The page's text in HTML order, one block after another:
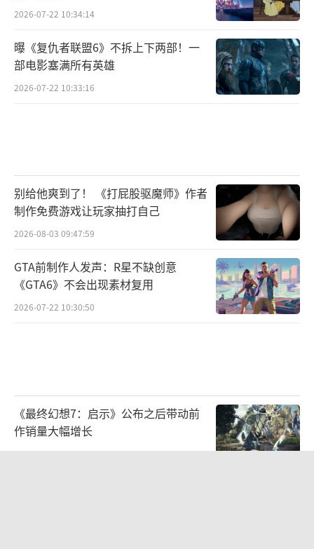
2026-07-22 10:34:14
曝《复仇者联盟6》不拆上下两部！一
部电影塞满所有英雄
2026-07-22 10:33:16
别给他爽到了！ 《打屁股驱魔师》作者
制作免费游戏让玩家抽打自己
2026-08-03 09:47:59
GTA前制作人发声：R星不缺创意
《GTA6》不会出现素材复用
2026-07-22 10:30:50
《最终幻想7：启示》公布之后带动前
作销量大幅增长
2026-08-03 09:46:57